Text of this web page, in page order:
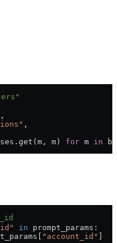
,
,
m) for m in
in prompt_params:
"account_id" ]